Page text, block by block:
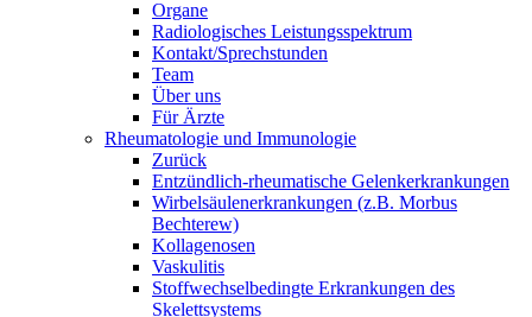
Organe
Radiologisches Leistungsspektrum
Kontakt/Sprechstunden
Team
Über uns
Für Ärzte
Rheumatologie und Immunologie
Zurück
Entzündlich-rheumatische Gelenkerkrankungen
Wirbelsäulenerkrankungen (z.B. Morbus
Bechterew)
Kollagenosen
Vaskulitis
Stoffwechselbedingte Erkrankungen des
Skelettsystems